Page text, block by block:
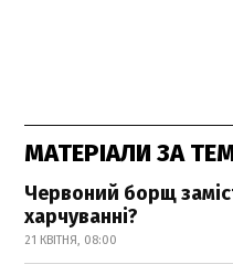
МАТЕРІАЛИ ЗА
Червоний борщ
харчуванні?
21 КВІТНЯ, 08:00